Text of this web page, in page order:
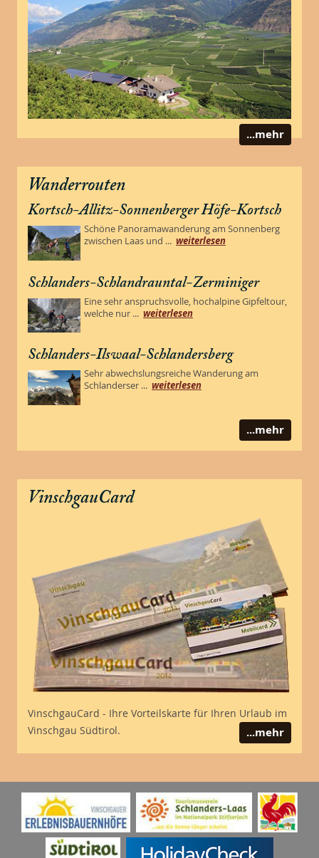
...mehr
Wanderrouten
Kortsch-Allitz-Sonnenberger Höfe-Kortsch
Schöne Panoramawanderung am Sonnenberg
zwischen Laas und ... weiterlesen
Schlanders-Schlandrauntal-Zerminiger
Eine sehr anspruchsvolle, hochalpine Gipfeltour,
welche nur ... weiterlesen
Schlanders-Ilswaal-Schlandersberg
Sehr abwechslungsreiche Wanderung am
Schlanderser ... weiterlesen
...mehr
VinschgauCard
VinschgauCard - Ihre Vorteilskarte für Ihren Urlaub im
Vinschgau Südtirol.
...mehr